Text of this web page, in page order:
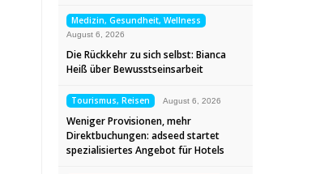
Medizin, Gesundheit, Wellness
August 6, 2026
Die Rückkehr zu sich selbst: Bianca
Heiß über Bewusstseinsarbeit
Tourismus, Reisen August 6, 2026
Weniger Provisionen, mehr
Direktbuchungen: adseed startet
spezialisiertes Angebot für Hotels